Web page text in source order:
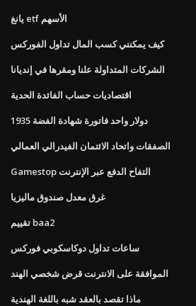
يانغ etf الأسهم
كيف يمكنني كسب المال تداول الفوركس
الشركات المتداولة علنا ​​ومقرها في إنديانا
اقتصاديات حساب الفائدة الحدية
1935 دولار واحد فاتورة شهادة الفضة
الصفقات واتحاد الائتمان الفيدرالي العمالي
Gamestop التفاح الدفع عبر الإنترنت
غرق معدل صندوق ماليزيا
تقييم baa2
ساعات تداول دوكاسكوبي فوركس
الموافقة على الانترنت قرض شخصي الهند
ماذا تقصد بالعقد شبه باللغة الهندية